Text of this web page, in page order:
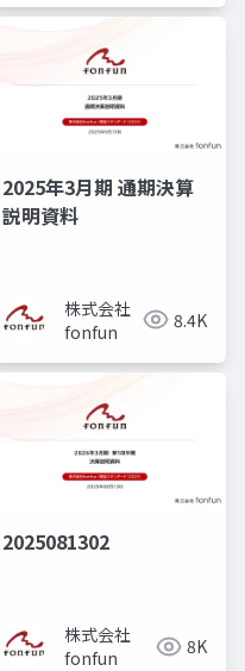
2025年3月期 通期決算
説明資料
株式会社
fonfun
8.4K
2025081302
株式会社
fonfun
8K